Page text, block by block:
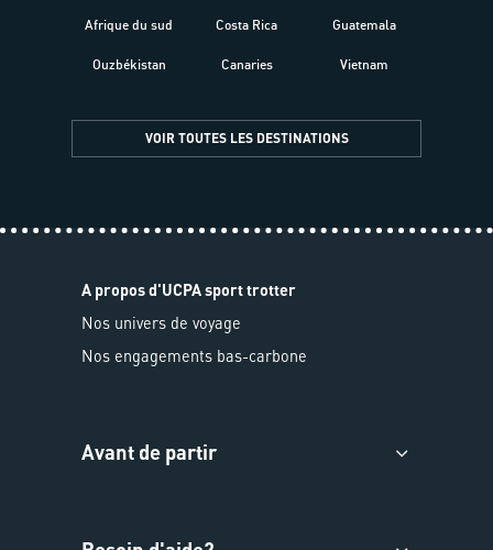
Afrique du sud
Ouzbékistan
Costa Rica
Canaries
Guatemala
Vietnam
VOIR TOUTES LES DESTINATIONS
A propos d'UCPA sport trotter
Nos univers de voyage
Nos engagements bas-carbone
Avant de partir